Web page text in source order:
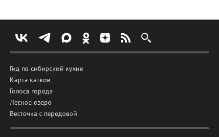
Гид по сибирской кухне
Карта катков
Голоса города
Лесное озеро
Весточка с передовой